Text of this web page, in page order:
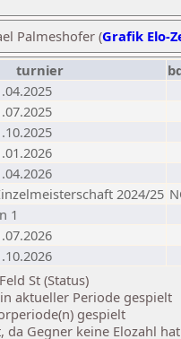
Palmeshofer (Grafik Elo-
turnier
2024/25
1
St (Status)
aktueller Periode gespielt
gespielt
Gegner keine Elozahl